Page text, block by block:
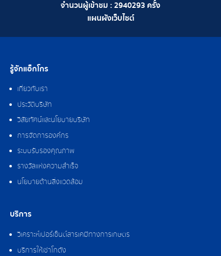
จำนวนผู้เข้าชม :2940293 ครั้ง
แผนผังเว็บไซต์
รู้จักแอ็กโกร
เกี่ยวกับเรา
ประวัติบริษัท
วิสัยทัศน์และนโยบายบริษัท
การจัดการองค์กร
ระบบรับรองคุณภาพ
รางวัลแห่งความสำเร็จ
นโยบายด้านสิ่งแวดล้อม
บริการ
วิเคราะห์เปอร์เซ็นต์สารเคมีทางการเกษตร
บริการให้เช่าโกดัง